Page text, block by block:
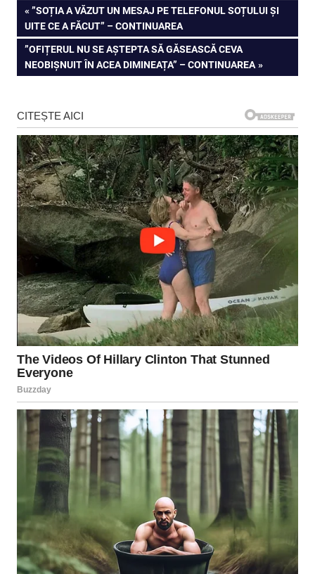
Navigare
în
articole
PREVIOUS
POST:
”SOȚIA A VĂZUT UN MESAJ PE TELEFONUL SOȚULUI ȘI
UITE CE A FĂCUT” – CONTINUAREA
NEXT
POST:
”OFIȚERUL NU SE AȘTEPTA SĂ GĂSEASCĂ CEVA
NEOBIȘNUIT ÎN ACEA DIMINEAȚA” – CONTINUAREA